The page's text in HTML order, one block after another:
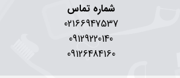
شماره تماس
02166947537
09129220140
09126484160